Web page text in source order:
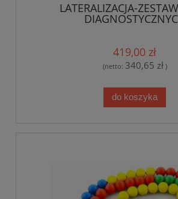
LATERALIZACJA-
419,00 zł
(netto: 340,65 zł)
do koszyka